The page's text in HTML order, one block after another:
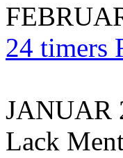
24 timers
JANUAR
Lack